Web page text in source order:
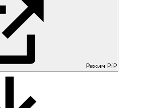
Режим PiP